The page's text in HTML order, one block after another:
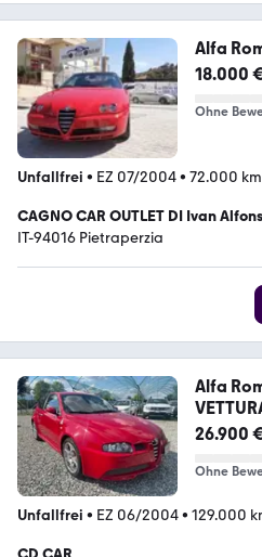
Alfa
18.000
Ohne
Unfallfrei • EZ 07/2004• 72.000 km
CAGNO CAR OUTLET DI Ivan
IT-94016 Pietraperzia
Alfa
26.900
Ohne
Unfallfrei • EZ 06/2004• 129.000